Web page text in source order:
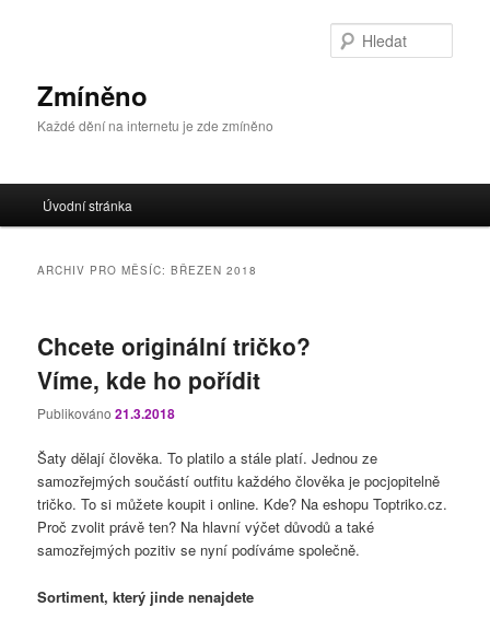
paneluZmíněno
Každé dění na internetu je zde zmíněno
navigační
Úvodní stránka
ARCHIV PRO MĚSÍC:BŘEZEN 2018
Chcete originální tričko?
Víme, kde ho pořídit
Publikováno21.3.2018
Šaty dělají člověka. To platilo a stále platí. Jednou ze
samozřejmých součástí outfitu každého člověka je pocjopitelně
tričko. To si můžete koupit i online. Kde? Na eshopu Toptriko.cz.
Proč zvolit právě ten? Na hlavní výčet důvodů a také
samozřejmých pozitiv se nyní podíváme společně.
Sortiment, který jinde nenajdete